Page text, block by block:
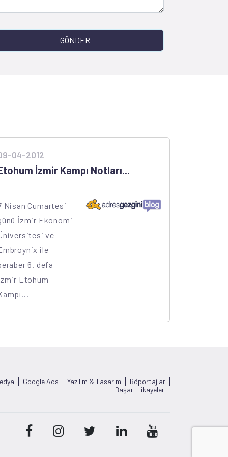
GÖNDER
04-2012
İzmir Kampı Notları...
Nisan Cumartesi
İzmir Ekonomi
ve
ile
6. defa
Etohum
Google Ads Yazılım & Tasarım
Röportajlar
Başarı Hikayeleri